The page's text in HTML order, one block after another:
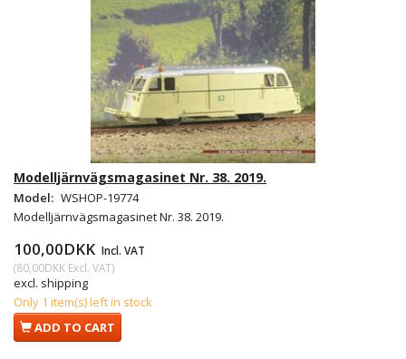
Modelljärnvägsmagasinet Nr. 38. 2019.
Model: WSHOP-19774
Modelljärnvägsmagasinet Nr. 38. 2019.
100,00DKK Incl. VAT
(80,00DKK Excl. VAT)
excl. shipping
Only 1 item(s) left in stock
ADD TO CART